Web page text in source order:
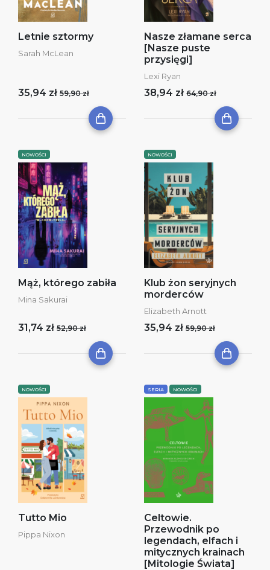
Letnie sztormy
Sarah McLean
35,94 zł 59,90 zł
Nasze złamane serca
[Nasze puste
przysięgi]
Lexi Ryan
38,94 zł 64,90 zł
NOWOŚCI
Mąż, którego zabiła
Mina Sakurai
31,74 zł 52,90 zł
NOWOŚCI
Klub żon seryjnych
morderców
Elizabeth Arnott
35,94 zł 59,90 zł
NOWOŚCI
Tutto Mio
Pippa Nixon
SERIA NOWOŚCI
Celtowie.
Przewodnik po
legendach, elfach i
mitycznych krainach
[Mitologie Świata]